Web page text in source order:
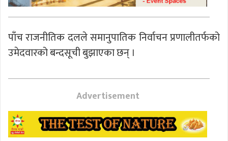
पाँच राजनीतिक दलले समानुपातिक निर्वाचन प्रणालीतर्फको
उमेदवारको बन्दसूची बुझाएका छन् ।
Advertisement